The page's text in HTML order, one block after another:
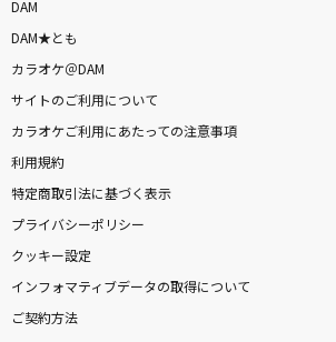
†吸tie Ladies†
ソフィー・トワイライト(CV:富田美憂)、天野灯(CV:
[生音]名もなき詩
Mr.Children
劇薬中毒
＝LOVE
DAM
DAM★とも
カラオケ＠DAM
サイトのご利用について
カラオケご利用にあたっての注意事項
利用規約
特定商取引法に基づく表示
プライバシーポリシー
クッキー設定
インフォマティブデータの取得について
ご契約方法